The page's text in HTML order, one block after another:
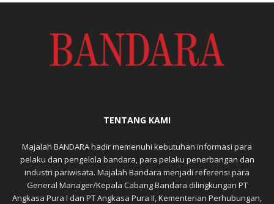
TENTANG KAMI
Majalah BANDARA hadir memenuhi kebutuhan informasi para
pelaku dan pengelola bandara, para pelaku penerbangan dan
industri pariwisata. Majalah Bandara menjadi referensi para
General Manager/Kepala Cabang Bandara dilingkungan PT
Angkasa Pura I dan PT Angkasa Pura II, Kementerian Perhubungan,